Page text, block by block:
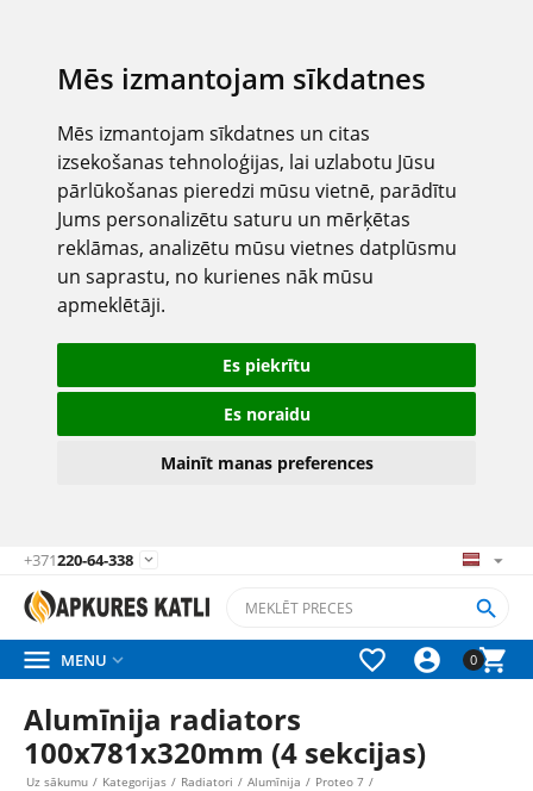
Mēs izmantojam sīkdatnes
Mēs izmantojam sīkdatnes un citas
izsekošanas tehnoloģijas, lai uzlabotu Jūsu
pārlūkošanas pieredzi mūsu vietnē, parādītu
Jums personalizētu saturu un mērķētas
reklāmas, analizētu mūsu vietnes datplūsmu
un saprastu, no kurienes nāk mūsu
apmeklētāji.
Es piekrītu
Es noraidu
Mainīt manas preferences
+371220-64-338 
0



 MENU 
Alumīnija radiators
100x781x320mm (4 sekcijas)
Uz sākumu / Kategorijas / Radiatori / Alumīnija / Proteo 7 /